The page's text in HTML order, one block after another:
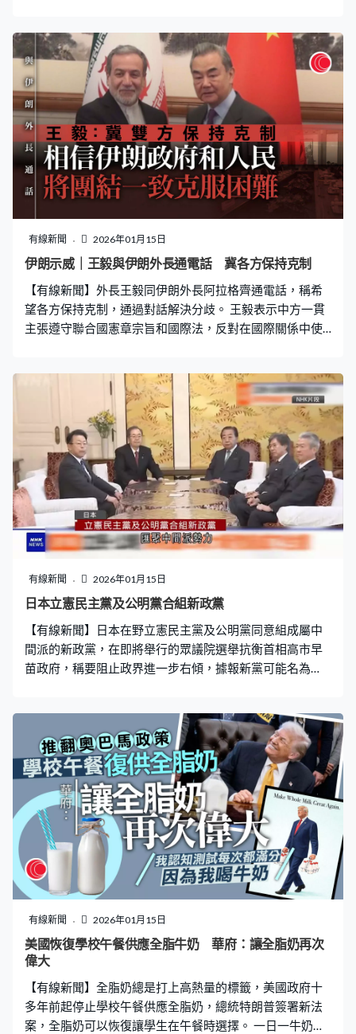
克，他向鏡頭竪起大拇指，然後由工作人員協助移上擔架
床。之後是同樣來自美國、擔任指令長的卡德曼，她出來
後向鏡頭揮手，表示很高興回到家。至於日本太空人油井
龜美也，早前已在太空累計逗留300日。另有俄羅斯太空
人普拉托諾夫，他與油井同為任務專家，他們都面帶微
笑，看起來有精神，將會送到加州醫院接受檢查。 四名太
空人去年8月乘坐龍飛船抵達國際太空站，原定今年2月返
回地球，但其中一名太空人上周三健康出現狀況，需回到
地面接受治療。美國太空總署之後決定提早約一個月結束
任務，安排太空人返回地球，為保護私隱，未有透露患病
的太空人身份及其健康狀況，但指對方目前情況穩定。 這
次是國際太空站自2000年有人駐守以來，首次因為醫療狀
況提前安排太空人撤離，太空站現時只剩下3人，需等待下
一個乘組抵站才能展開太空漫步任務。 有專家指出事件反
映太空任務的風險，需檢討
有線新聞 2026年01月15日
伊朗示威｜王毅與伊朗外長通電話 冀各方保持克制
【有線新聞】外長王毅同伊朗外長阿拉格齊通電話，稱希
望各方保持克制，通過對話解決分歧。 王毅表示中方一貫
主張遵守聯合國憲章宗旨和國際法，反對在國際關係中使
為此發揮建設性作用。 阿拉格齊通報伊朗局勢最新進展，
強調近期騷亂由外部勢力煽動引致，目前恢復平穩，伊朗
已做好準備應對外部干涉，亦同時打開對話大門，期待中
方為地區和平穩定發揮更大作用。
有線新聞 2026年01月15日
日本立憲民主黨及公明黨合組新政黨
【有線新聞】日本在野立憲民主黨及公明黨同意組成屬中
間派的新政黨，在即將舉行的眾議院選舉抗衡首相高市早
苗政府，稱要阻止政界進一步右傾，據報新黨可能名為
力，兩黨的眾議員將會退黨，辦理加入新政黨的手續，屬
於兩黨的參議員和地方議員則繼續留在原黨。 野田稱高市
政府的保守派色彩愈來愈濃厚，決定與公明黨聯手，高舉
中間派旗幟，會招攬更多夥伴加盟新政黨。立憲民主黨黨
魁野田佳彥：「中間派勢力雖然向來分散在執政和在野黨
兩邊，但現時是將中間派勢力置於政治舞台正中央的機
會。」 齊藤表示現今世界分歧對立不斷，日本也逐漸右
傾，集結中間派勢力變得重要。公明黨黨魁齊藤鐵夫：
「組成中間派聯盟可維護日本以至世界的和平。」 在現屆
眾議院，立憲民主黨是最大在野黨，擁有148個議席，至
於公明黨則擁有24席，但兩者相加仍不及自民黨的199
席。由於公明黨不再與自民黨聯合執政，單憑自身力量難
以在單一議席的小選區勝選，公明黨將從小選區全面撤
候選人會列入「統一名單」，減少無法轉化為議席的選票
有線新聞 2026年01月15日
美國恢復學校午餐供應全脂牛奶 華府：讓全脂奶再次
偉大
【有線新聞】全脂奶總是打上高熱量的標籤，美國政府十
多年前起停止學校午餐供應全脂奶，總統特朗普簽署新法
案，全脂奶可以恢復讓學生在午餐時選擇。 一日一牛奶，